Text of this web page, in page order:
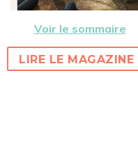
Voir le sommaire
LIRE LE MAGAZINE